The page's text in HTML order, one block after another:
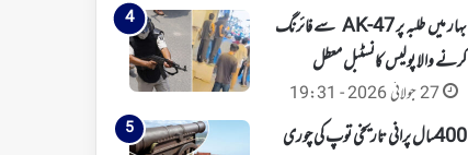
بہار میں طلبہ پر AK-47 سے فائرنگ
کرنے والا پولیس کانسٹبل معطل
27 جولائی 2026 - 19:31
400 سال پرانی تاریخی توپ کی چوری